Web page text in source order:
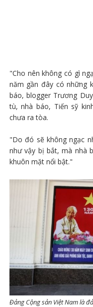
"Cho nên không có gì
năm gần đây có những
báo, blogger Trương
tù, nhà báo, Tiến sỹ
chưa ra tòa.
"Do đó sẽ không ngạc
như vậy bị bắt, mà nhà
khuôn mặt nổi bật."
Đảng Cộng sản Việt Nam là